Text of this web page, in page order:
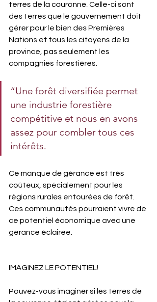
terres de la couronne. Celle-ci sont
des terres que le gouvernement doit
gérer pour le bien des Premières
Nations et tous les citoyens de la
province, pas seulement les
compagnies forestières.
“Une forêt diversifiée permet
une industrie forestière
compétitive et nous en avons
assez pour combler tous ces
intérêts.
Ce manque de gérance est très
coûteux, spécialement pour les
régions rurales entourées de forêt.
Ces communautés pourraient vivre de
ce potentiel économique avec une
gérance éclairée.
IMAGINEZ LE POTENTIEL!
Pouvez-vous imaginer si les terres de